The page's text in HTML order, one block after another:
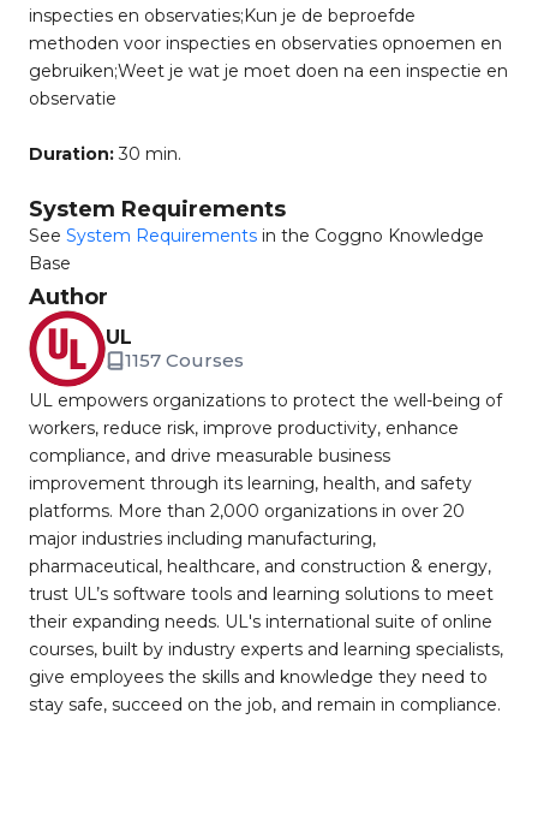
inspecties en observaties;Kun je de beproefde
methoden voor inspecties en observaties opnoemen en
gebruiken;Weet je wat je moet doen na een inspectie en
observatie
Duration:30 min.
System Requirements
See System Requirements in the Coggno Knowledge
Base
Author
UL
1157 Courses
UL empowers organizations to protect the well-being of
workers, reduce risk, improve productivity, enhance
compliance, and drive measurable business
improvement through its learning, health, and safety
platforms. More than 2,000 organizations in over 20
major industries including manufacturing,
pharmaceutical, healthcare, and construction & energy,
trust UL’s software tools and learning solutions to meet
their expanding needs. UL's international suite of online
courses, built by industry experts and learning specialists,
give employees the skills and knowledge they need to
stay safe, succeed on the job, and remain in compliance.